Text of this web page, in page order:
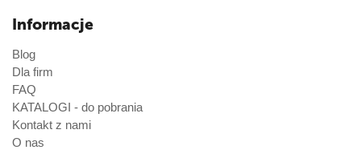
Informacje
Blog
Dla firm
FAQ
KATALOGI - do pobrania
Kontakt z nami
O nas